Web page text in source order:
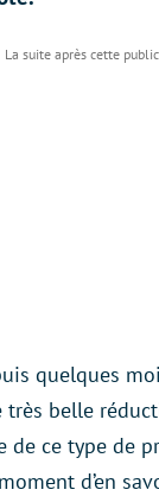
quelques
très belle
de ce type de
d’en